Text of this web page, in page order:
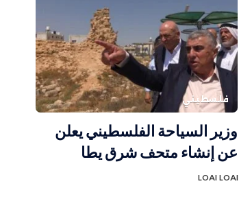
فلسطيني
وزير السياحة الفلسطيني يعلن
عن إنشاء متحف شرق يطا
LOAI LOAI